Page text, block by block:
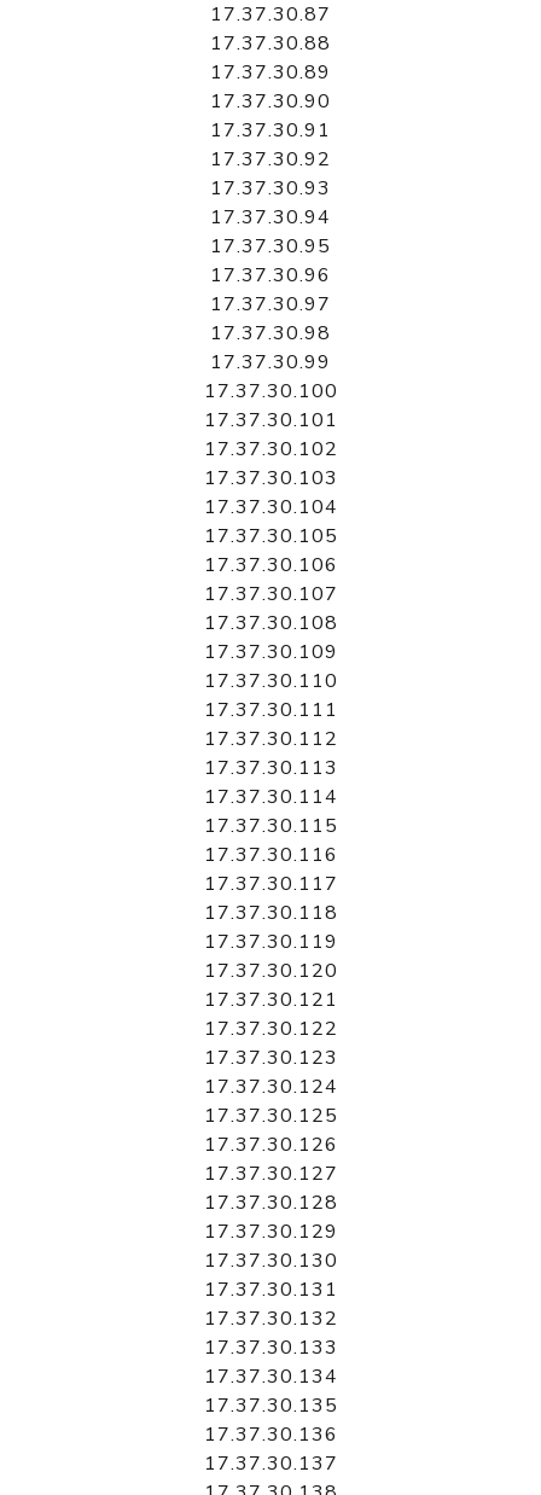
17.37.30.87
17.37.30.88
17.37.30.89
17.37.30.90
17.37.30.91
17.37.30.92
17.37.30.93
17.37.30.94
17.37.30.95
17.37.30.96
17.37.30.97
17.37.30.98
17.37.30.99
17.37.30.100
17.37.30.101
17.37.30.102
17.37.30.103
17.37.30.104
17.37.30.105
17.37.30.106
17.37.30.107
17.37.30.108
17.37.30.109
17.37.30.110
17.37.30.111
17.37.30.112
17.37.30.113
17.37.30.114
17.37.30.115
17.37.30.116
17.37.30.117
17.37.30.118
17.37.30.119
17.37.30.120
17.37.30.121
17.37.30.122
17.37.30.123
17.37.30.124
17.37.30.125
17.37.30.126
17.37.30.127
17.37.30.128
17.37.30.129
17.37.30.130
17.37.30.131
17.37.30.132
17.37.30.133
17.37.30.134
17.37.30.135
17.37.30.136
17.37.30.137